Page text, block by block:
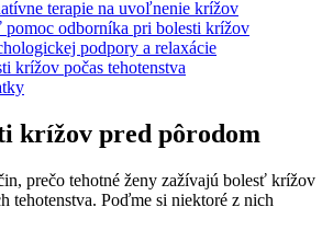
terapie na uvoľnenie krížov
odborníka pri bolesti krížov
podpory a relaxácie
krížov počas tehotenstva
krížov pred pôrodom
prečo tehotné ženy zažívajú bolesť krížov
tehotenstva. Poďme si niektoré z nich